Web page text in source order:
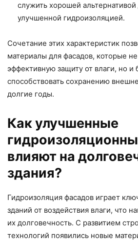
служить хорошей альтернативой
улучшенной гидроизоляцией.
Сочетание этих характеристик
материалы для фасадов, которые
эффективную защиту от влаги, но и
способствовать сохранению
долгие годы.
Как улучшенные
влияют на
здания?
Гидроизоляция фасадов играет
зданий от воздействия влаги, что
их долговечность. С развитием
технологий появились новые